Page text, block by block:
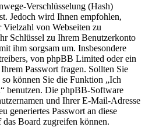
Verschlüsselung (Hash)
Jedoch wird Ihnen empfohlen,
Vielzahl von Webseiten zu
Schlüssel zu Ihrem Benutzerkonto
ihm sorgsam um. Insbesondere
von phpBB Limited oder ein
Passwort fragen. Sollten Sie
können Sie die Funktion „Ich
benutzen. Die phpBB-Software
und Ihrer E-Mail-Adresse
generiertes Passwort an diese
Board zugreifen können.